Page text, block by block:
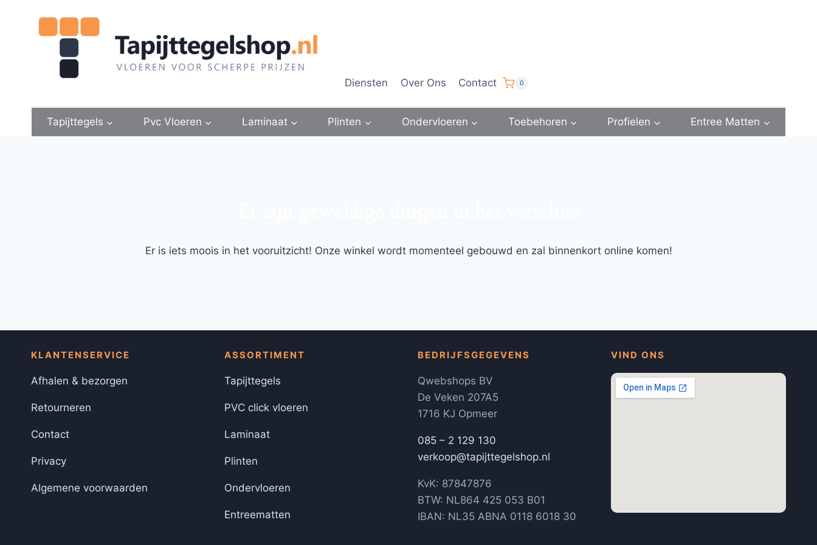
Diensten Over Ons Contact 0
Tapijttegels Pvc Vloeren Laminaat Plinten Ondervloeren Toebehoren Profielen Entree Matten
Er is iets moois in het vooruitzicht! Onze winkel wordt momenteel gebouwd en zal binnenkort online komen!
KLANTENSERVICE
Afhalen & bezorgen
Retourneren
Contact
Privacy
Algemene voorwaarden
ASSORTIMENT
Tapijttegels
PVC click vloeren
Laminaat
Plinten
Ondervloeren
Entreematten
BEDRIJFSGEGEVENS
Qwebshops BV
De Veken 207A5
1716 KJ Opmeer
085 – 2 129 130
verkoop@tapijttegelshop.nl
KvK: 87847876
BTW: NL864 425 053 B01
IBAN: NL35 ABNA 0118 6018 30
VIND ONS